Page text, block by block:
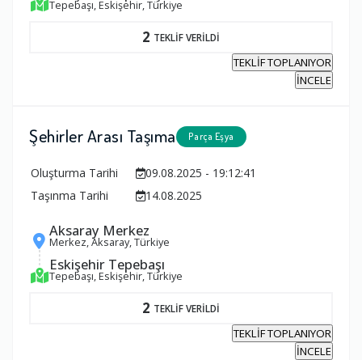
Tepebaşı, Eskişehir, Türkiye
2 TEKLİF VERİLDİ
TEKLİF TOPLANIYOR
İNCELE
Şehirler Arası Taşıma Parça Eşya
Oluşturma Tarihi
09.08.2025 - 19:12:41
Taşınma Tarihi
14.08.2025
Aksaray Merkez
Merkez, Aksaray, Türkiye
Eskişehir Tepebaşı
Tepebaşı, Eskişehir, Türkiye
2 TEKLİF VERİLDİ
TEKLİF TOPLANIYOR
İNCELE